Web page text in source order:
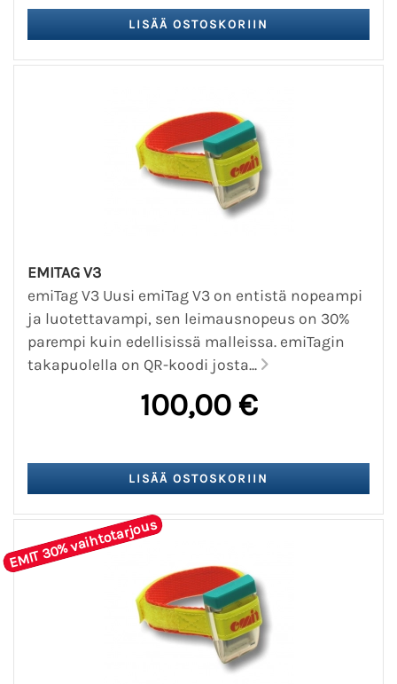
EMITAG V3
emiTag V3 Uusi emiTag V3 on entistä nopeampi
ja luotettavampi, sen leimausnopeus on 30%
parempi kuin edellisissä malleissa. emiTagin
takapuolella on QR-koodi josta...
100,00 €
EMIT 30% vaihtotarjous